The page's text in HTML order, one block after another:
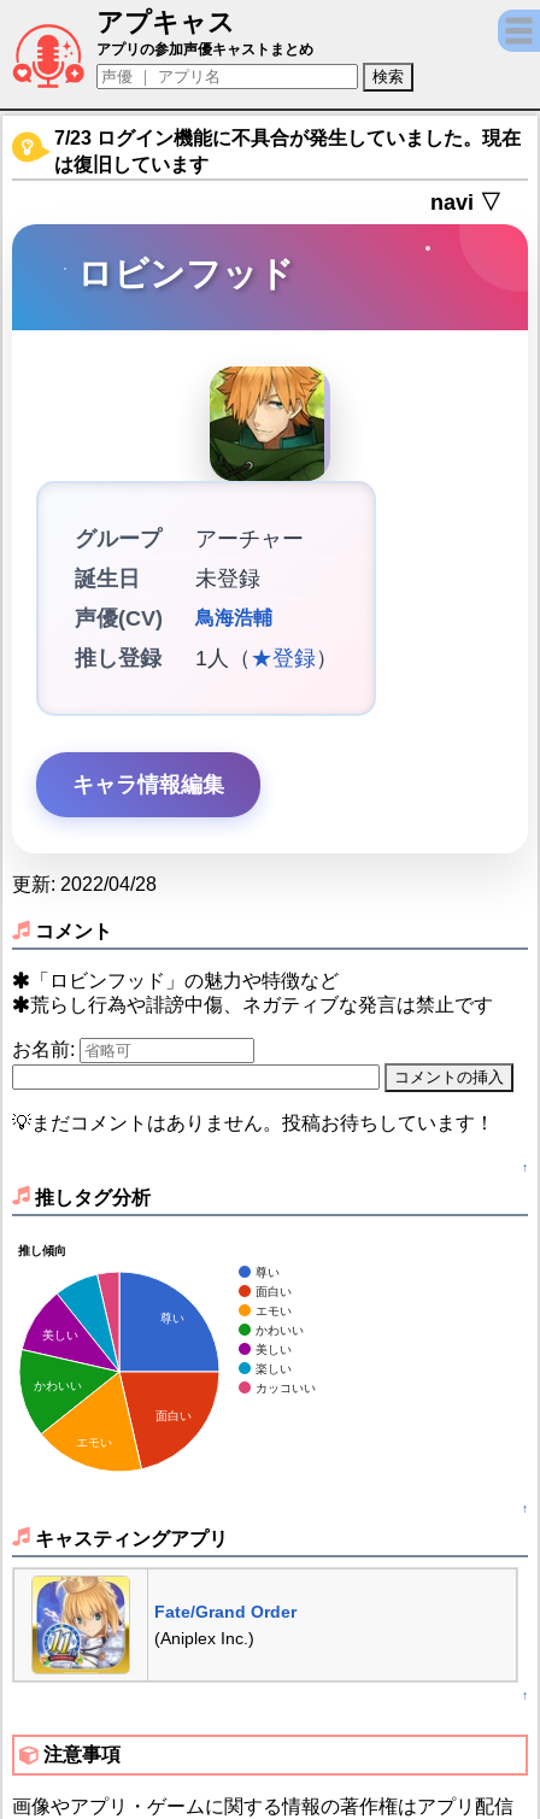
アプキャス
ロビンフッド（声優：鳥海浩輔)【Fate/
アプリの参加声優キャストまとめ
7/23 ログイン機能に不具合が発生していました。現在
は復旧しています
navi ▽
ロビンフッド
グループ
アーチャー
誕生日
未登録
声優(CV)
鳥海浩輔
推し登録 1人（ ★登録）
キャラ情報編集
更新: 2022/04/28
コメント
「ロビンフッド」の魅力や特徴など
荒らし行為や誹謗中傷、ネガティブな発言は禁止です
お名前:
💡まだコメントはありません。投稿お待ちしています！
↑
推しタグ分析
推し傾向
尊い
面白い
エモい
かわいい
美しい
楽しい
カッコいい
尊い
面白い
美しい
かわいい
エモい
↑
キャスティングアプリ
Fate/Grand Order
(Aniplex Inc.)
↑
注意事項
画像やアプリ・ゲームに関する情報の著作権はアプリ配信